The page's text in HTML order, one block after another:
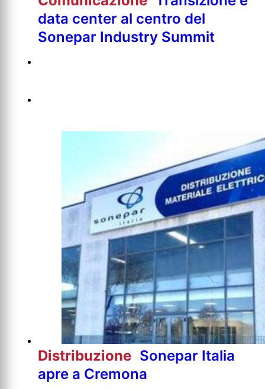
data center al centro del
Sonepar Industry Summit
Distribuzione Sonepar Italia
apre a Cremona